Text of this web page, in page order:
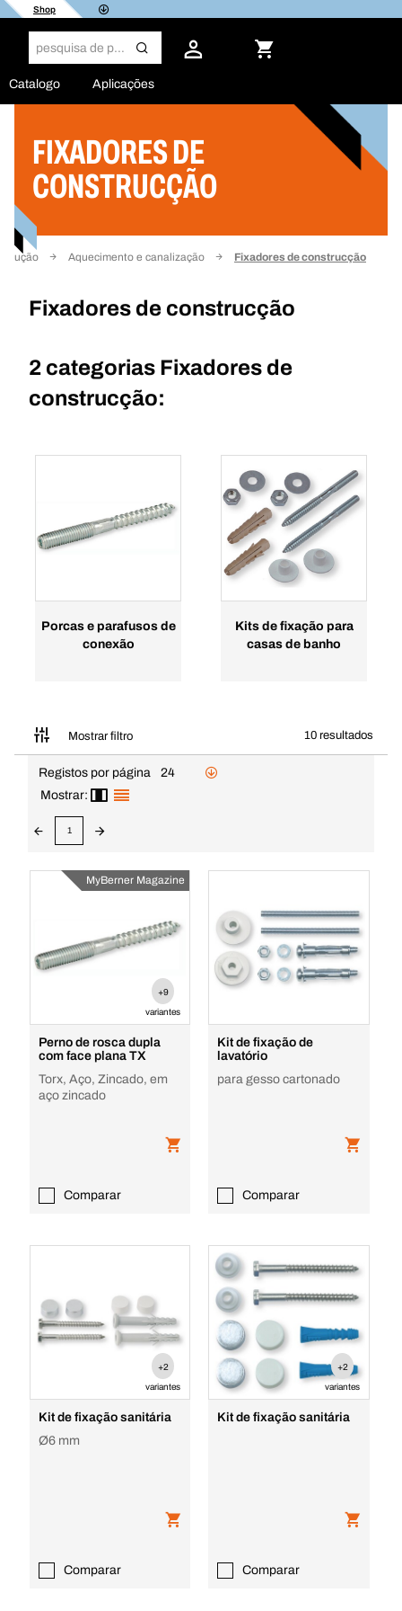
Shop
Catalogo Aplicações
FIXADORES DE
CONSTRUCÇÃO
Aquecimento e canalização Fixadores de construcção
Fixadores de construcção
2 categorias Fixadores de
construcção:
Porcas e parafusos de
conexão
Kits de fixação para
casas de banho
Mostrar filtro 10 resultados
Filtro
Registos por página
24
Mostrar:
1
MyBerner Magazine
+9
variantes
Perno de rosca dupla
com face plana TX
Torx, Aço, Zincado, em
aço zincado
Comparar
Kit de fixação de
lavatório
para gesso cartonado
Comparar
+2
variantes
Kit de fixação sanitária
Ø6 mm
Comparar
+2
variantes
Kit de fixação sanitária
Comparar